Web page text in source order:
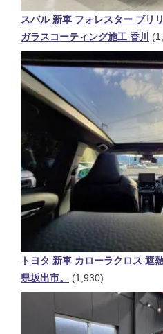
スバル 新車 フォレスター ブリ
ガラスコーティング施工 香川
トヨタ 新車 カローラクロス 遮
県坂出市。
(1,930)